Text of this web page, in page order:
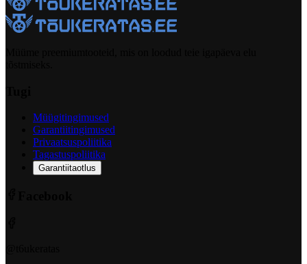
Müügitingimused
Garantiitingimused
Privaatsuspoliitika
Tagastuspoliitika
Garantiitaotlus